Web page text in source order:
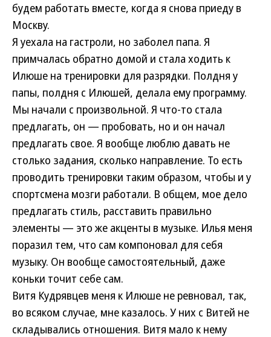
будем работать вместе, когда я снова приеду в
Москву.
Я уехала на гастроли, но заболел папа. Я
примчалась обратно домой и стала ходить к
Илюше на тренировки для разрядки. Полдня у
папы, полдня с Илюшей, делала ему программу.
Мы начали с произвольной. Я что-то стала
предлагать, он — пробовать, но и он начал
предлагать свое. Я вообще люблю давать не
столько задания, сколько направление. То есть
проводить тренировки таким образом, чтобы и у
спортсмена мозги работали. В общем, мое дело
предлагать стиль, расставить правильно
элементы — это же акценты в музыке. Илья меня
поразил тем, что сам компоновал для себя
музыку. Он вообще самостоятельный, даже
коньки точит себе сам.
Витя Кудрявцев меня к Илюше не ревновал, так,
во всяком случае, мне казалось. У них с Витей не
складывались отношения. Витя мало к нему